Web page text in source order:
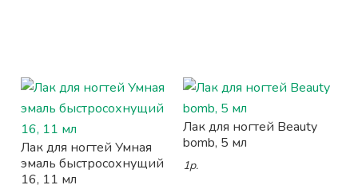
Лак для ногтей Умная
эмаль быстросохнущий
16, 11 мл
Лак для ногтей Beauty
bomb, 5 мл
1р.